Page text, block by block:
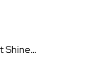
K-Pak Couleur Therapy Luster Lock Instant Shine & Repair Treatment 50 ml